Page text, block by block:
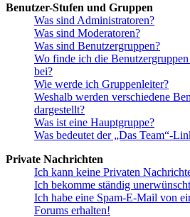
Benutzer-Stufen und Gruppen
Was sind Administratoren?
Was sind Moderatoren?
Was sind Benutzergruppen?
Wo finde ich die
bei?
Wie werde ich Gruppenleiter?
Weshalb werden verschiedene
dargestellt?
Was ist eine Hauptgruppe?
Was bedeutet der „Das Team“-
Private Nachrichten
Ich kann keine Privaten
Ich bekomme ständig
Ich habe eine Spam-E-Mail von
Forums erhalten!